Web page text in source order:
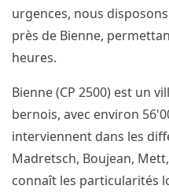
urgences, nous
près de Bienne,
heures.
Bienne (CP 2500) est un
bernois, avec environ
interviennent dans les
Madretsch, Boujean,
connaît les particularités